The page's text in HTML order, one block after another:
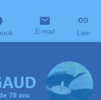
E-mail Lien
78 ans